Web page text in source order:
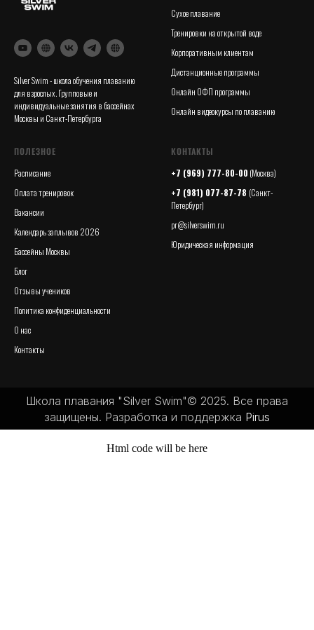
Silver Swim - школа обучения плаванию
для взрослых. Групповые и
индивидуальные занятия в бассейнах
Москвы и Санкт-Петербурга
Сухое плавание
Тренировки на открытой воде
Корпоративным клиентам
Дистанционные программы
Онлайн ОФП программы
Онлайн видеокурсы по плаванию
ПОЛЕЗНОЕ
Расписание
Оплата тренировок
Вакансии
Календарь заплывов 2026
Бассейны Москвы
Блог
Отзывы учеников
Политика конфиденциальности
О нас
Контакты
КОНТАКТЫ
+7 (969) 777-80-00 (Москва)
+7 (981) 077-87-78 (Санкт-
Петербург)
pr@silverswim.ru
Юридическая информация
Школа плавания "Silver Swim"© 2025. Все права
защищены. Разработка и поддержка Pirus
Html code will be here